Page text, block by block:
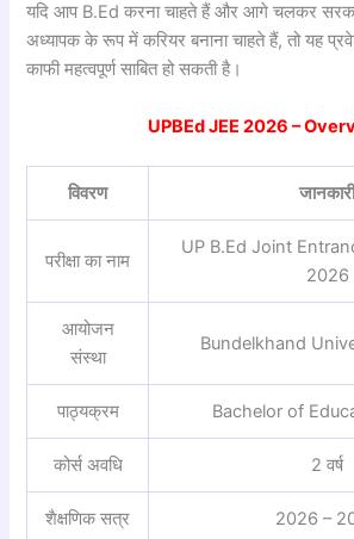
यदि आप B.Ed करना चाहते हैं और आगे चलकर
अध्यापक के रूप में करियर बनाना चाहते हैं, तो यह
काफी महत्वपूर्ण साबित हो सकती है।
UPBEd JEE 2026 –
विवरण
परीक्षा का नाम
UP B.Ed Joint
2026
आयोजन
संस्था
Bundelkhand
पाठ्यक्रम Bachelor of
कोर्स अवधि 2 वर्ष
शैक्षणिक सत्र 2026 –